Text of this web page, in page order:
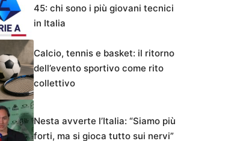
45: chi sono i più giovani tecnici
in Italia
Calcio, tennis e basket: il ritorno
dell’evento sportivo come rito
collettivo
Nesta avverte l’Italia: “Siamo più
forti, ma si gioca tutto sui nervi”